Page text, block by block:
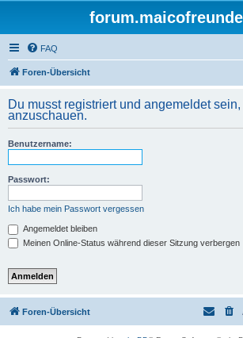
FAQ
Foren-Übersicht
Du musst registriert und angemeldet
anzuschauen.
Benutzername:
Passwort:
Ich habe mein Passwort vergessen
Angemeldet bleiben
Meinen Online-Status während dieser Sitzung verbergen
Foren-Übersicht